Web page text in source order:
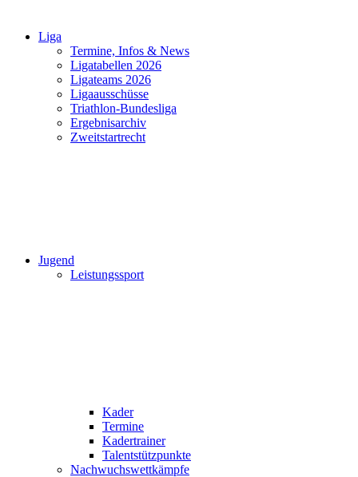
Liga
Termine, Infos & News
Ligatabellen 2026
Ligateams 2026
Ligaausschüsse
Triathlon-Bundesliga
Ergebnisarchiv
Zweitstartrecht
Jugend
Leistungssport
Kader
Termine
Kadertrainer
Talentstützpunkte
Nachwuchswettkämpfe